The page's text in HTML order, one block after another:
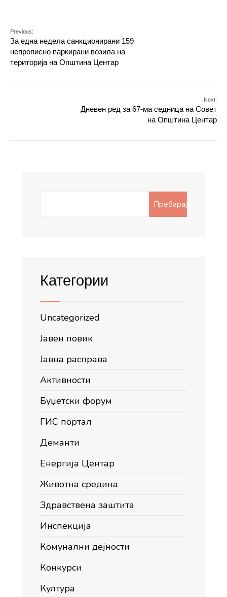
Previous:
За една недела санкционирани 159
непрописно паркирани возила на
територија на Општина Центар
Next:
Дневен ред за 67-ма седница на Совет
на Општина Центар
Пребарај
Категории
Uncategorized
Јавен повик
Јавна расправа
Активности
Буџетски форум
ГИС портал
Деманти
Енергија Центар
Животна средина
Здравствена заштита
Инспекција
Комунални дејности
Конкурси
Култура